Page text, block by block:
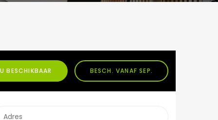
BESCHIKBAAR BESCH. VANAF SEP.